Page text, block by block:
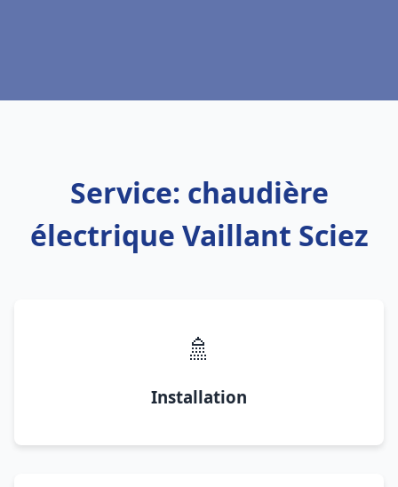
Service: chaudière
électrique Vaillant Sciez
🚿
Installation